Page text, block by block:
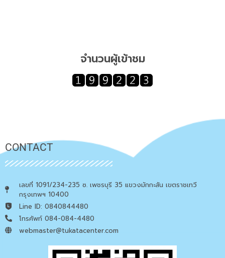
จำนวนผู้เข้าชม
CONTACT
เลขที่ 1091/234-235 ซ. เพชรบุรี 35 แขวงมักกะสัน เขตราชเทวี
กรุงเทพฯ 10400
Line ID: 0840844480
โทรศัพท์ 084-084-4480
webmaster@tukatacenter.com